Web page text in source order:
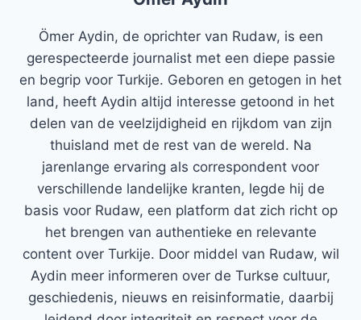
Ömer Aydin, de oprichter van Rudaw, is een
gerespecteerde journalist met een diepe passie
en begrip voor Turkije. Geboren en getogen in het
land, heeft Aydin altijd interesse getoond in het
delen van de veelzijdigheid en rijkdom van zijn
thuisland met de rest van de wereld. Na
jarenlange ervaring als correspondent voor
verschillende landelijke kranten, legde hij de
basis voor Rudaw, een platform dat zich richt op
het brengen van authentieke en relevante
content over Turkije. Door middel van Rudaw, wil
Aydin meer informeren over de Turkse cultuur,
geschiedenis, nieuws en reisinformatie, daarbij